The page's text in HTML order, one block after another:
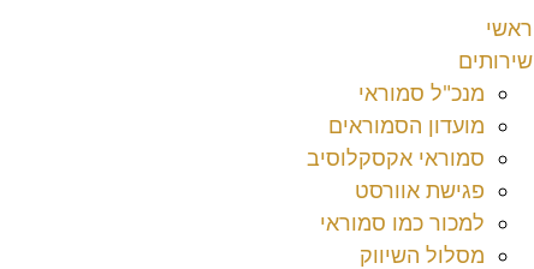
ראשי
שירותים
מנכ"ל סמוראי
מועדון הסמוראים
סמוראי אקסקלוסיב
פגישת אוורסט
למכור כמו סמוראי
מסלול השיווק